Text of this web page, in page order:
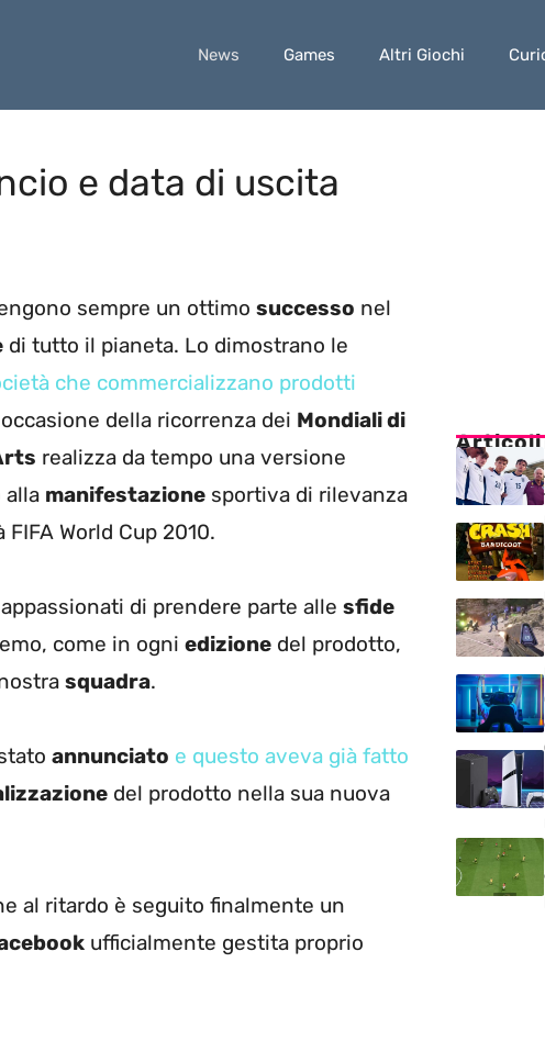
News Games Altri Giochi
e data di uscita
sempre un ottimo successo nel
di tutto il pianeta. Lo dimostrano le
che commercializzano prodotti
della ricorrenza dei Mondiali di
realizza da tempo una versione
alla manifestazione sportiva di rilevanza
FIFA World Cup 2010.
di prendere parte alle sfide
come in ogni edizione del prodotto,
squadra.
annunciato e questo aveva già fatto
del prodotto nella sua nuova
al ritardo è seguito finalmente un
ufficialmente gestita proprio
Articoli